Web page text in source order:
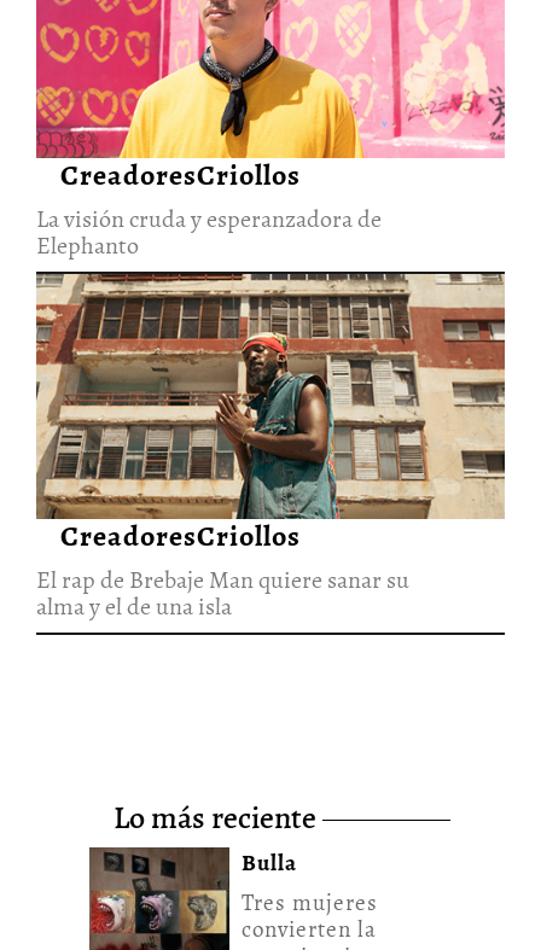
La visión cruda y
esperanzadora de Elephanto
28/Jun/2026
CreadoresCriollos
La visión cruda y esperanzadora de
Elephanto
El rap de Brebaje Man quiere
sanar su alma y el de una isla
27/Jun/2026
CreadoresCriollos
El rap de Brebaje Man quiere sanar su
alma y el de una isla
lo más reciente
Bulla
Tres mujeres
convierten la